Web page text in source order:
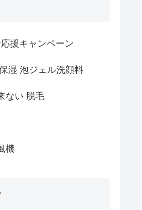
援キャンペーン
湿 泡ジェル洗顔料
ない 脱毛
機